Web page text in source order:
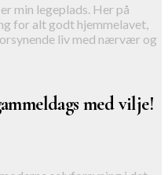
min legeplads. Her på
for alt godt hjemmelavet,
liv med nærvær og
med vilje!